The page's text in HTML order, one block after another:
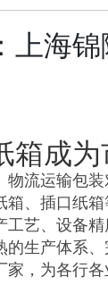
上海
箱成
流运输包
、插口纸
艺、设备
生产体系
，为各行